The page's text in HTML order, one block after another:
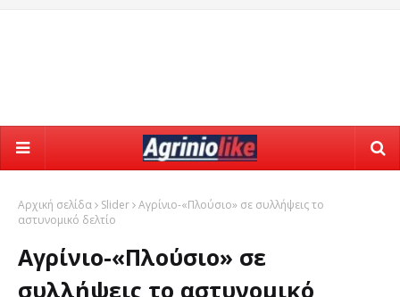
Αρχική σελίδα Slider Αγρίνιο-«Πλούσιο» σε συλλήψεις το
αστυνομικό δελτίο
Αγρίνιο-«Πλούσιο» σε
συλλήψεις το αστυνομικό